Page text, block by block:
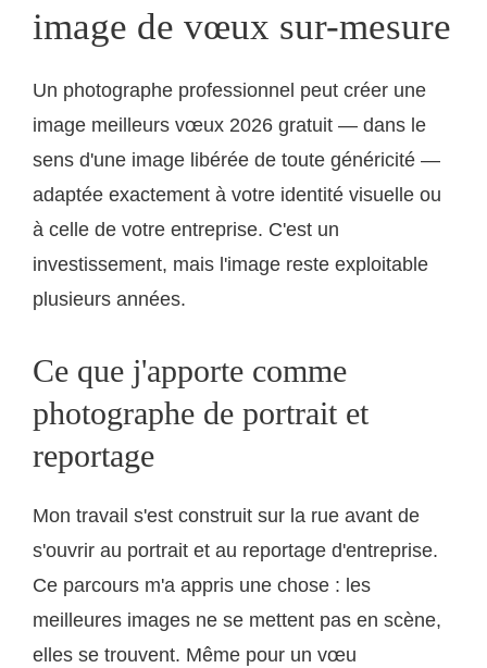
image de vœux sur-mesure
Un photographe professionnel peut créer une
image meilleurs vœux 2026 gratuit — dans le
sens d'une image libérée de toute généricité —
adaptée exactement à votre identité visuelle ou
à celle de votre entreprise. C'est un
investissement, mais l'image reste exploitable
plusieurs années.
Ce que j'apporte comme
photographe de portrait et
reportage
Mon travail s'est construit sur la rue avant de
s'ouvrir au portrait et au reportage d'entreprise.
Ce parcours m'a appris une chose : les
meilleures images ne se mettent pas en scène,
elles se trouvent. Même pour un vœu